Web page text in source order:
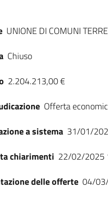
UNIONE DI COMUNI
Chiuso
2.204.213,00 €
Offerta
a sistema 31/01/
chiarimenti 22/02/2025
delle offerte 04/